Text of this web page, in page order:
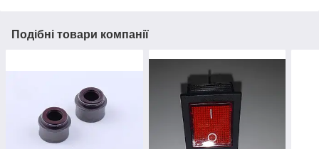
Подібні товари компанії